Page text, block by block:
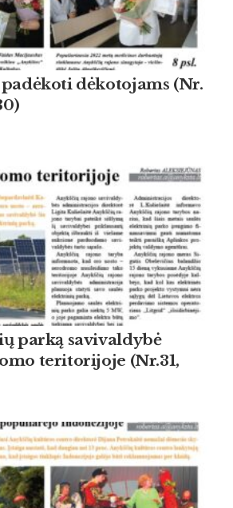
dėkotojams (Nr.
parką savivaldybė
teritorijoje (Nr.31,